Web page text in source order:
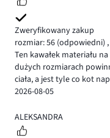
Zweryfikowany zakup
rozmiar: 56 (odpowiedni) ,
Ten kawałek materiału
dużych rozmiarach
ciała, a jest tyle co kot
2026-08-05
5
ALEKSANDRA